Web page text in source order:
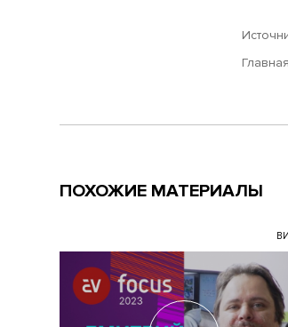
Главная
ПОХОЖИЕ МАТЕРИАЛЫ